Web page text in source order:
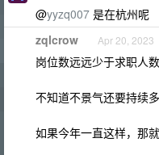
@yyzq007 是在杭州呢
zqlcrow Apr 20, 2023
岗位数远远少于求职人数
不知道不景气还要持续多
如果今年一直这样，那